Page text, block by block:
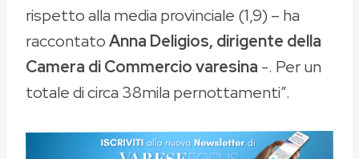
rispetto alla media provinciale (1,9) – ha
raccontatoAnna Deligios, dirigente della
Camera di Commercio varesina -. Per un
totale di circa 38mila pernottamenti”.